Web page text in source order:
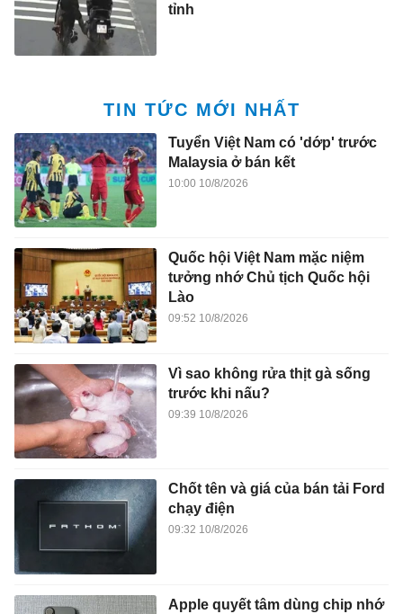
tỉnh
TIN TỨC MỚI NHẤT
Tuyển Việt Nam có 'dớp' trước
Malaysia ở bán kết
10:00 10/8/2026
Quốc hội Việt Nam mặc niệm
tưởng nhớ Chủ tịch Quốc hội
Lào
09:52 10/8/2026
Vì sao không rửa thịt gà sống
trước khi nấu?
09:39 10/8/2026
Chốt tên và giá của bán tải Ford
chạy điện
09:32 10/8/2026
Apple quyết tâm dùng chip nhớ